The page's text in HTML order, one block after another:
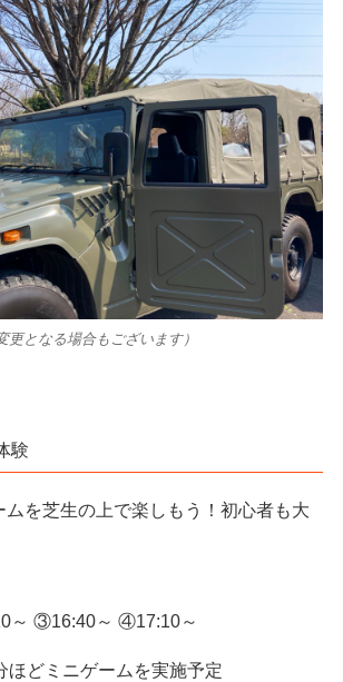
更となる場合もございます）
験
ムを芝生の上で楽しもう！初心者も大
～ ③16:40～ ④17:10～
どミニゲームを実施予定